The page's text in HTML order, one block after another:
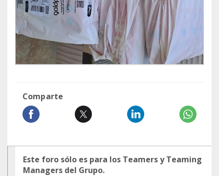
Comparte
Este foro sólo es para los Teamers y Teaming
Managers del Grupo.